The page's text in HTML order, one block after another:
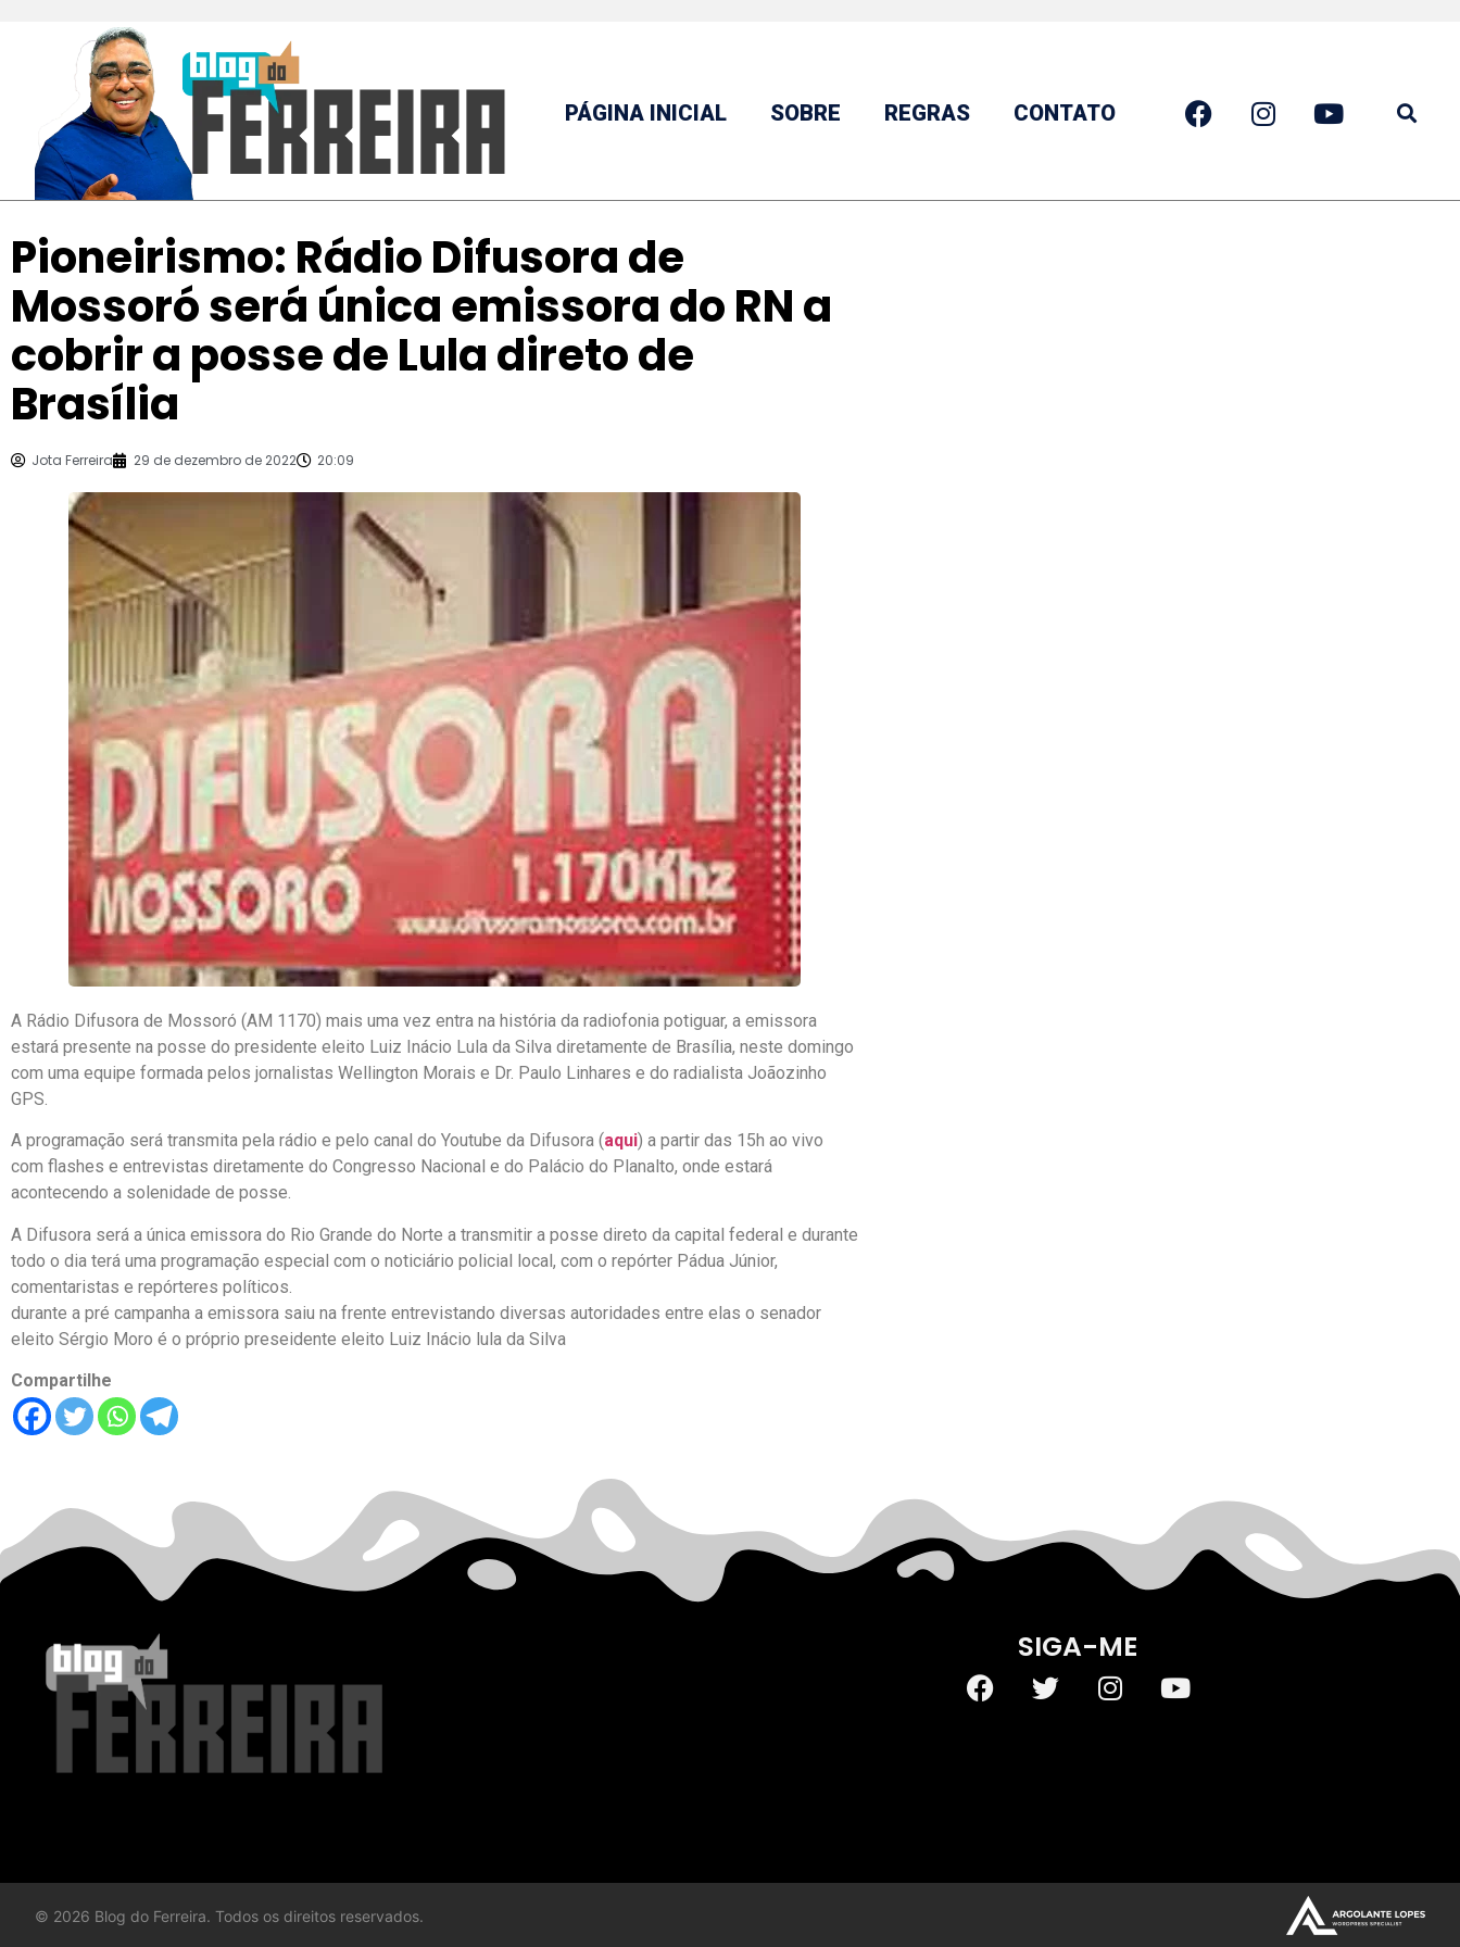
PÁGINA INICIAL SOBRE REGRAS CONTATO
Pioneirismo: Rádio Difusora de
Mossoró será única emissora do RN a
cobrir a posse de Lula direto de
Brasília
Jota Ferreira 29 de dezembro de 2022 20:09
A Rádio Difusora de Mossoró (AM 1170) mais uma vez entra na história da radiofonia potiguar, a emissora
estará presente na posse do presidente eleito Luiz Inácio Lula da Silva diretamente de Brasília, neste domingo
com uma equipe formada pelos jornalistas Wellington Morais e Dr. Paulo Linhares e do radialista Joãozinho
GPS.
A programação será transmita pela rádio e pelo canal do Youtube da Difusora (aqui) a partir das 15h ao vivo
com flashes e entrevistas diretamente do Congresso Nacional e do Palácio do Planalto, onde estará
acontecendo a solenidade de posse.
A Difusora será a única emissora do Rio Grande do Norte a transmitir a posse direto da capital federal e durante
todo o dia terá uma programação especial com o noticiário policial local, com o repórter Pádua Júnior,
comentaristas e repórteres políticos.
durante a pré campanha a emissora saiu na frente entrevistando diversas autoridades entre elas o senador
eleito Sérgio Moro é o próprio preseidente eleito Luiz Inácio lula da Silva
Compartilhe
SIGA-ME
© 2026 Blog do Ferreira. Todos os direitos reservados.